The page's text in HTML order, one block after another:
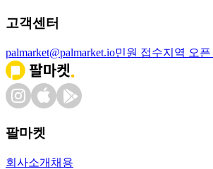
고객센터
palmarket@palmarket.io민원 접수지역 오픈
팔마켓
회사소개 채용